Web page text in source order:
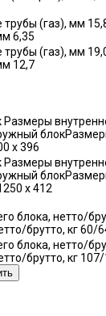
(газ), мм
6,35
(газ), мм
12,7
Размеры
x 396
Размеры
x 412
блока, нетто/
брутто, кг 60/
блока, нетто/
брутто, кг